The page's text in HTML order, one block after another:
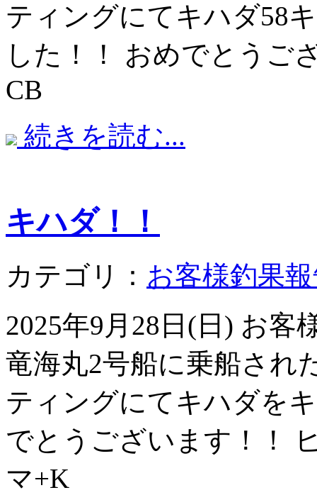
ティングにてキハダ58
した！！ おめでとうご
CB
続きを読む...
キハダ！！
カテゴリ： お客様釣果
2025年9月28日(日) お客
竜海丸2号船に乗船され
ティングにてキハダを
でとうございます！！
マ+K